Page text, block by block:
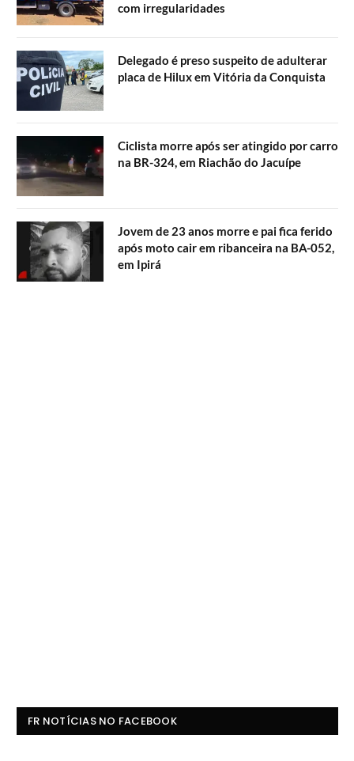
com irregularidades
Delegado é preso suspeito de adulterar
placa de Hilux em Vitória da Conquista
Ciclista morre após ser atingido por carro
na BR-324, em Riachão do Jacuípe
Jovem de 23 anos morre e pai fica ferido
após moto cair em ribanceira na BA-052,
em Ipirá
FR NOTÍCIAS NO FACEBOOK